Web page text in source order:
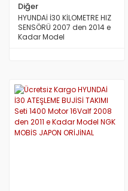
Diğer
HYUNDAİ İ30 KİLOMETRE HIZ
SENSÖRÜ 2007 den 2014 e
Kadar Model